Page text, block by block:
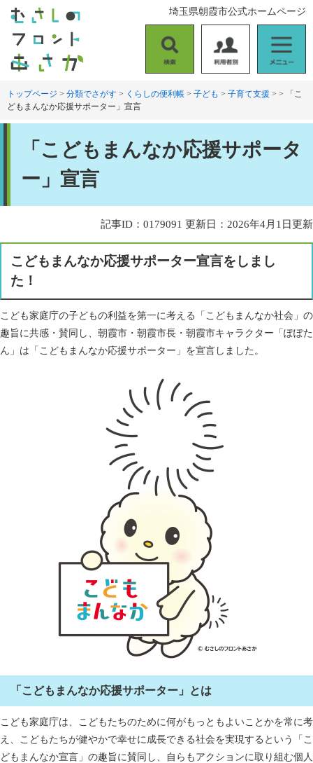
す
。
し
て
索
用
者
ニ
ュ
埼玉県朝霞市公式ホームページ
トップページ > 分類でさがす > くらしの便利帳 > 子ども > 子育て支援 > >
「こ
どもまんなか応援サポーター」宣言
「こどもまんなか応援サポータ
ー」宣言
記事ID：0179091 更新日：2026年4月1日更新
こどもまんなか応援サポーター宣言をしまし
た！
こども家庭庁の子どもの利益を第一に考える「こどもまんなか社会」の
趣旨に共感・賛同し、朝霞市・朝霞市長・朝霞市キャラクター「ぽぽた
ん」は「こどもまんなか応援サポーター」を宣言しました。
「こどもまんなか応援サポーター」とは
こども家庭庁は、こどもたちのために何がもっともよいことかを常に考
え、こどもたちが健やかで幸せに成長できる社会を実現するという「こ
どもまんなか宣言」の趣旨に賛同し、自らもアクションに取り組む個人